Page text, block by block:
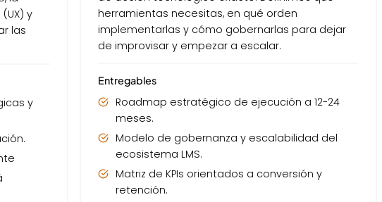
y
las
y
herramientas necesitas, en qué orden
implementarlas y cómo gobernarlas para dejar
de improvisar y empezar a escalar.
Entregables
Roadmap estratégico de ejecución a 12-24
meses.
Modelo de gobernanza y escalabilidad del
ecosistema LMS.
Matriz de KPIs orientados a conversión y
retención.